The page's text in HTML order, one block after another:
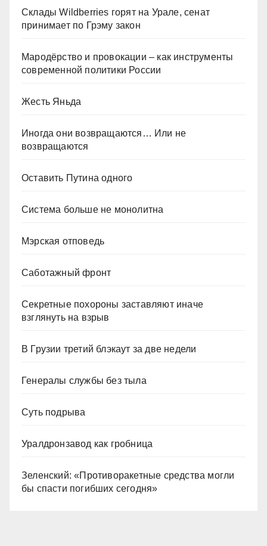
Склады Wildberries горят на Урале, сенат
принимает по Грэму закон
Мародёрство и провокации – как инструменты
современной политики России
Жесть Яньда
Иногда они возвращаются… Или не
возвращаются
Оставить Путина одного
Система больше не монолитна
Мэрская отповедь
Саботажный фронт
Секретные похороны заставляют иначе
взглянуть на взрыв
В Грузии третий блэкаут за две недели
Генералы службы без тыла
Суть подрыва
Уралдронзавод как гробница
Зеленский: «Противоракетные средства могли
бы спасти погибших сегодня»